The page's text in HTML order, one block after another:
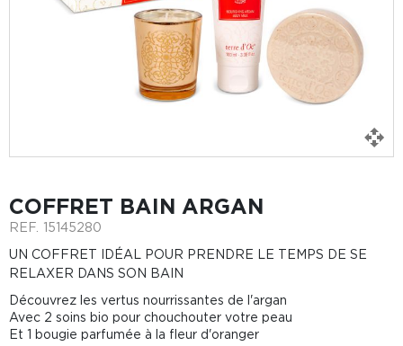
COFFRET BAIN ARGAN
REF. 15145280
UN COFFRET IDÉAL POUR PRENDRE LE TEMPS DE SE
RELAXER DANS SON BAIN
Découvrez les vertus nourrissantes de l'argan
Avec 2 soins bio pour chouchouter votre peau
Et 1 bougie parfumée à la fleur d'oranger